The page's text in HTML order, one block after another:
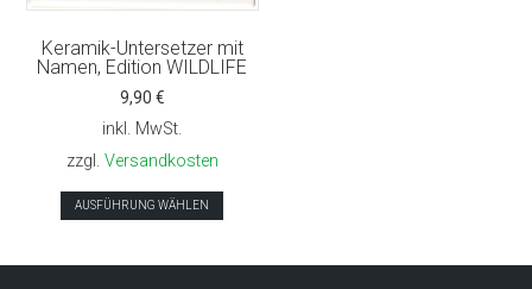
Produktseite
gewählt
Keramik-Untersetzer mit
Namen, Edition WILDLIFE
9,90 €
inkl. MwSt.
zzgl. Versandkosten
AUSFÜHRUNG WÄHLEN
Dieses
Produkt